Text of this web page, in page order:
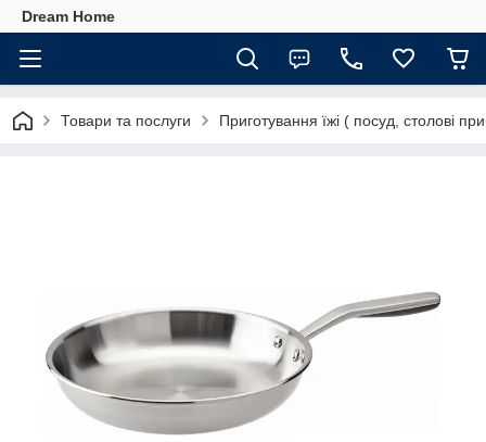
Dream Home
Товари та послуги Приготування їжі ( посуд, столові